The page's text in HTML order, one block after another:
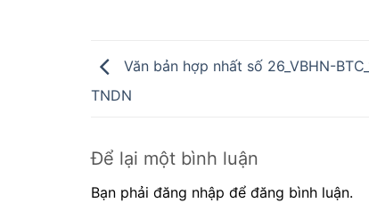
Văn bản hợp nhất số 26_VBHN-
TNDN
Để lại một bình luận
Bạn phải đăng nhập để đăng bình luận.